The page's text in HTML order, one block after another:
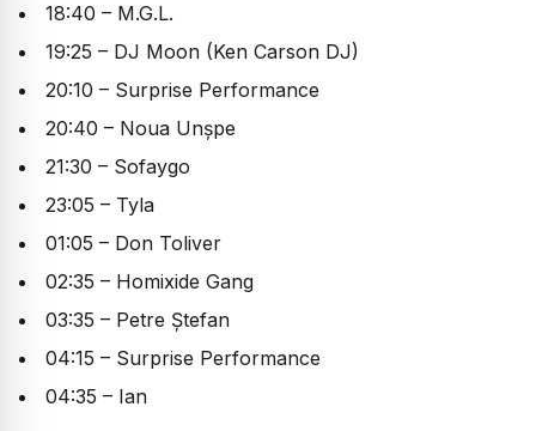
18:40 – M.G.L.
19:25 – DJ Moon (Ken Carson DJ)
20:10 – Surprise Performance
20:40 – Noua Unșpe
21:30 – Sofaygo
23:05 – Tyla
01:05 – Don Toliver
02:35 – Homixide Gang
03:35 – Petre Ștefan
04:15 – Surprise Performance
04:35 – Ian